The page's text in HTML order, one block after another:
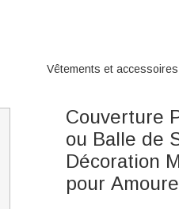
Vêtements et accessoires
Couverture
ou Balle de
Décoration
pour